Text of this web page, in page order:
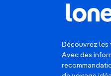
Image
Découvrez les
Avec des